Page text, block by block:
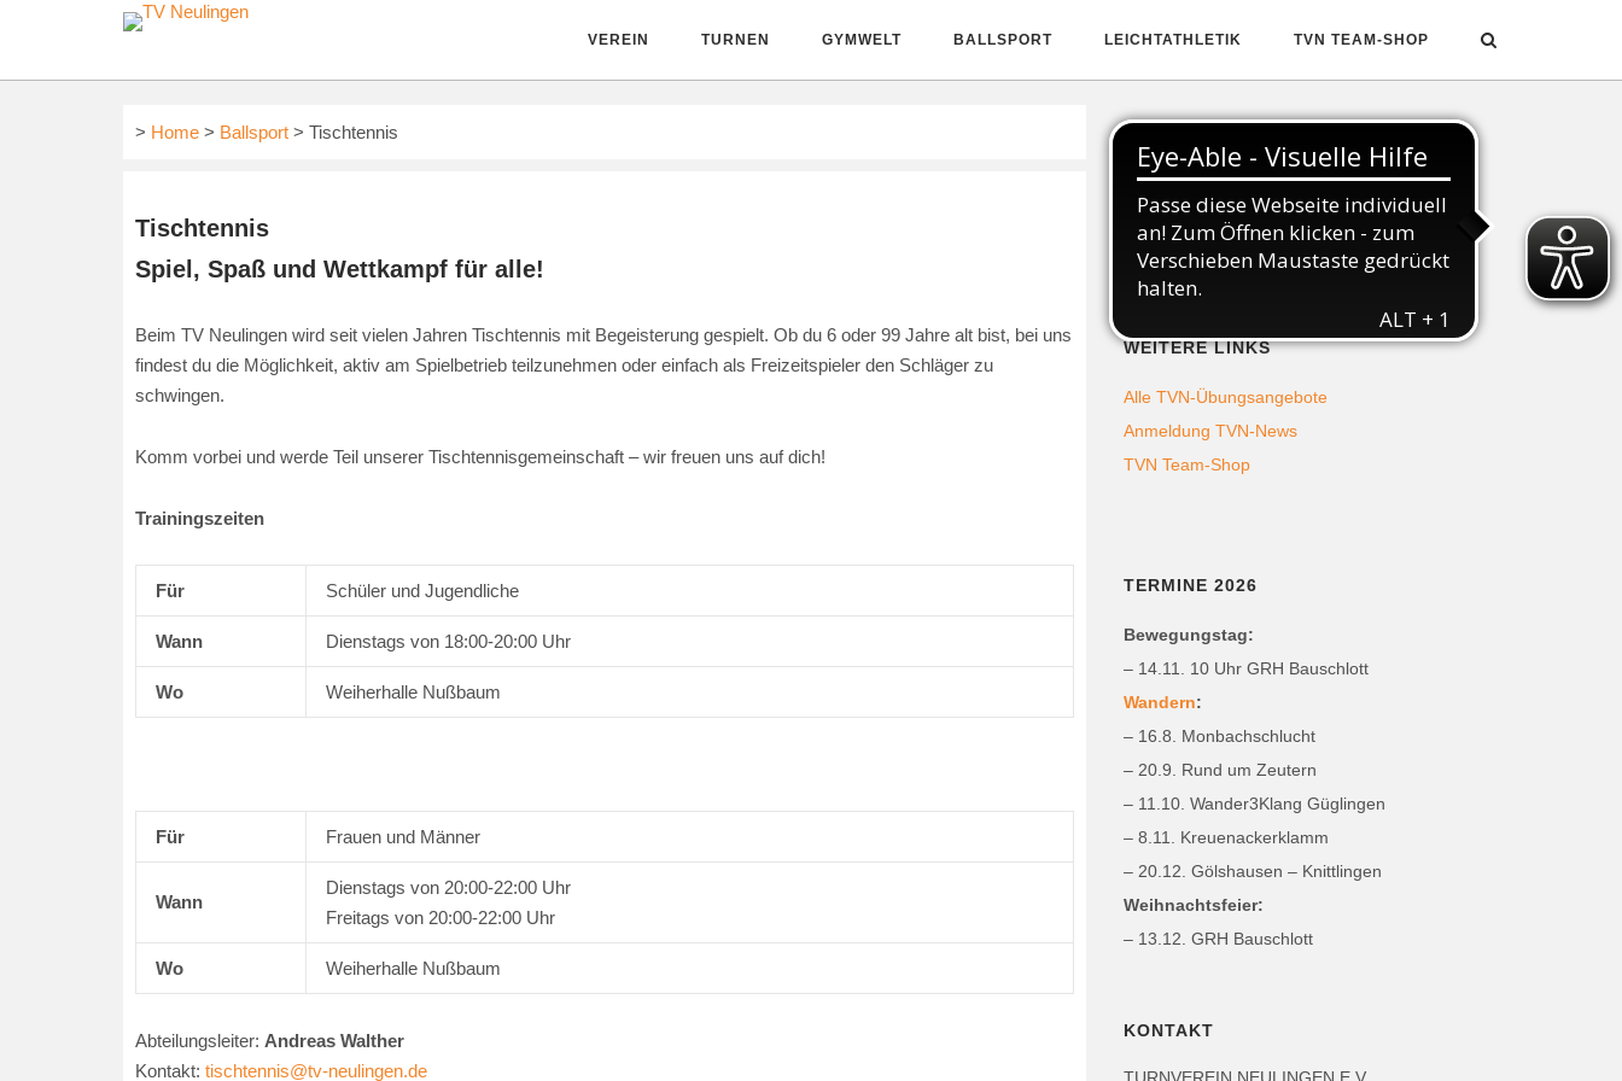
VEREIN TURNEN GYMWELT BALLSPORT LEICHTATHLETIK TVN TEAM-SHOP
> Home > Ballsport > Tischtennis
Tischtennis
Spiel, Spaß und Wettkampf für alle!
Beim TV Neulingen wird seit vielen Jahren Tischtennis mit Begeisterung gespielt. Ob du 6 oder 99 Jahre alt bist, bei uns
findest du die Möglichkeit, aktiv am Spielbetrieb teilzunehmen oder einfach als Freizeitspieler den Schläger zu
schwingen.
Komm vorbei und werde Teil unserer Tischtennisgemeinschaft – wir freuen uns auf dich!
Trainingszeiten
Für Schüler und Jugendliche
Wann Dienstags von 18:00-20:00 Uhr
Wo Weiherhalle Nußbaum
Für Frauen und Männer
Wann
Dienstags von 20:00-22:00 Uhr
Freitags von 20:00-22:00 Uhr
Wo Weiherhalle Nußbaum
Abteilungsleiter: Andreas Walther
Kontakt: tischtennis@tv-neulingen.de
Folgt uns auf Social Media
WEITERE LINKS
Alle TVN-Übungsangebote
Anmeldung TVN-News
TVN Team-Shop
TERMINE 2026
Bewegungstag:
– 14.11. 10 Uhr GRH Bauschlott
Wandern:
– 16.8. Monbachschlucht
– 20.9. Rund um Zeutern
– 11.10. Wander3Klang Güglingen
– 8.11. Kreuenackerklamm
– 20.12. Gölshausen – Knittlingen
Weihnachtsfeier:
– 13.12. GRH Bauschlott
KONTAKT